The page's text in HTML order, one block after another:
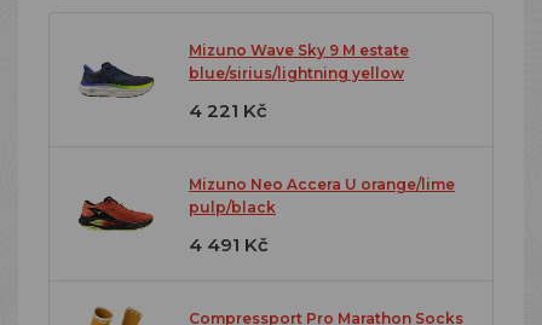
Mizuno Wave Sky 9 M estate
blue/sirius/lightning yellow
4 221 Kč
Mizuno Neo Accera U orange/lime
pulp/black
4 491 Kč
Compressport Pro Marathon Socks